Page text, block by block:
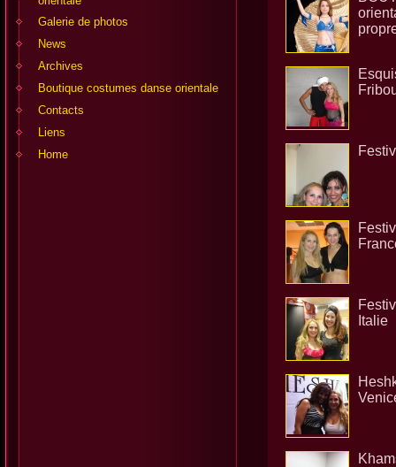
Galerie de photos
News
Archives
Boutique costumes danse orientale
Contacts
Liens
Home
Italie